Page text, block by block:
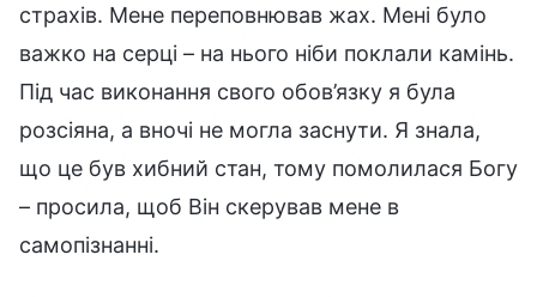
страхів. Мене переповнював жах. Мені було
важко на серці – на нього ніби поклали камінь.
Під час виконання свого обов’язку я була
розсіяна, а вночі не могла заснути. Я знала,
що це був хибний стан, тому помолилася Богу
– просила, щоб Він скерував мене в
самопізнанні.